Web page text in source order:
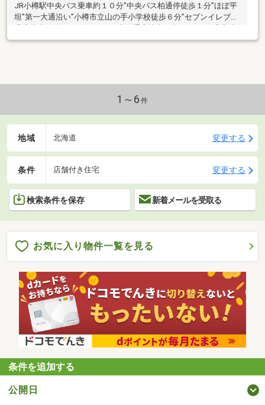
JR小樽駅中央バス乗車約１０分”中央バス柏通停徒歩１分”ほぼ平
坦”第一大通沿い”小樽市立山の手小学校徒歩６分”セブンイレブン
８分”
1～6 件
地域 北海道 変更する
条件 店舗付き住宅 変更する
検索条件を保存 新着メールを受取る
お気に入り物件一覧を見る
条件を追加する
公開日